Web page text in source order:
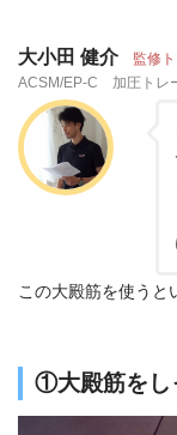
大小田 健介 監修
ACSM/EP-C 加圧トレ
この大殿筋を使うと
①大殿筋をし